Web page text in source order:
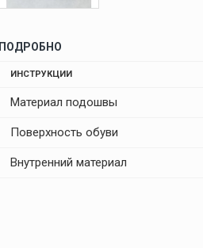
ПОДРОБНО
ИНСТРУКЦИИ
Материал подошвы
Поверхность обуви
Внутренний материал